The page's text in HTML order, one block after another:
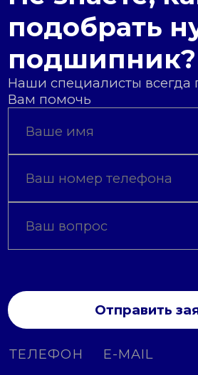
подобрать
подшипник?
Наши специалисты всегда
Вам помочь
Отправить
ТЕЛЕФОН E-MAIL